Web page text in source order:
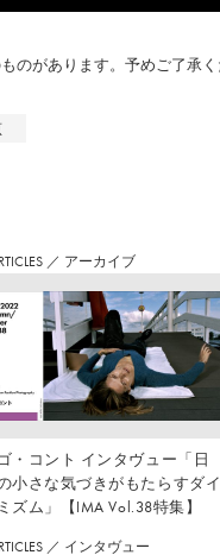
のがあります。予めご了承く
／ アーカイブ
・コント インタヴュー「日
小さな気づきがもたらすダイ
ズム」【IMA Vol.38特集】
／ インタヴュー